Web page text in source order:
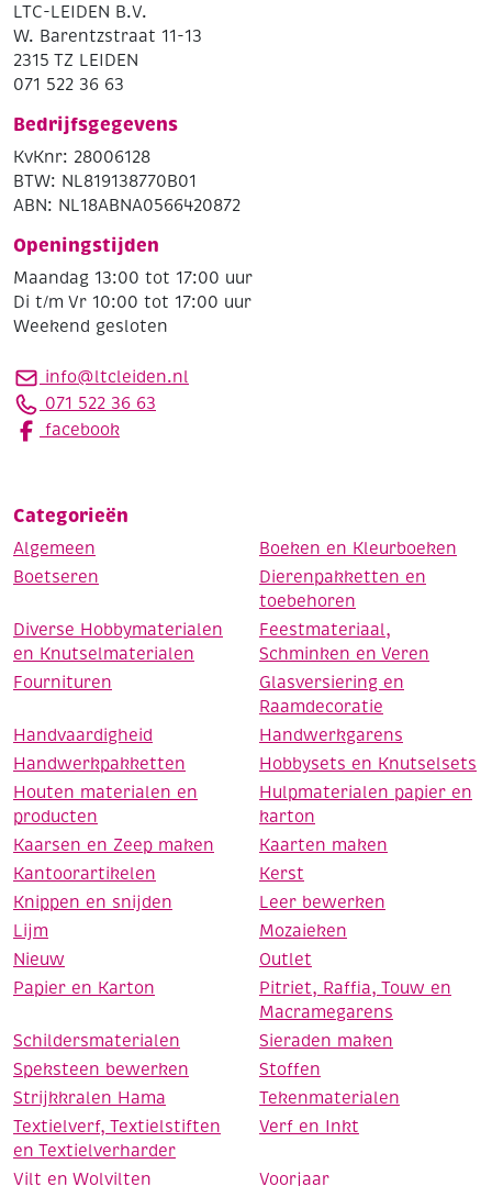
LTC-LEIDEN B.V.
W. Barentzstraat 11-13
2315 TZ LEIDEN
071 522 36 63
Bedrijfsgegevens
KvKnr: 28006128
BTW: NL819138770B01
ABN: NL18ABNA0566420872
Openingstijden
Maandag 13:00 tot 17:00 uur
Di t/m Vr 10:00 tot 17:00 uur
Weekend gesloten
info@ltcleiden.nl
071 522 36 63
facebook
Categorieën
Algemeen
Boeken en Kleurboeken
Boetseren
Dierenpakketten en
toebehoren
Diverse Hobbymaterialen
en Knutselmaterialen
Feestmateriaal,
Schminken en Veren
Fournituren
Glasversiering en
Raamdecoratie
Handvaardigheid
Handwerkgarens
Handwerkpakketten
Hobbysets en Knutselsets
Houten materialen en
producten
Hulpmaterialen papier en
karton
Kaarsen en Zeep maken
Kaarten maken
Kantoorartikelen
Kerst
Knippen en snijden
Leer bewerken
Lijm
Mozaieken
Nieuw
Outlet
Papier en Karton
Pitriet, Raffia, Touw en
Macramegarens
Schildersmaterialen
Sieraden maken
Speksteen bewerken
Stoffen
Strijkkralen Hama
Tekenmaterialen
Textielverf, Textielstiften
en Textielverharder
Verf en Inkt
Vilt en Wolvilten Voorjaar